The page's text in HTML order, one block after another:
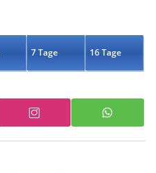
7 Tage 16 Tage